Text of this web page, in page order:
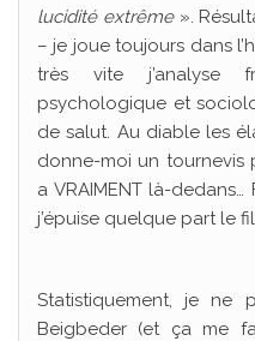
lucidité extrême».
– je joue toujours dans
très vite j’analyse
psychologique et
de salut. Au diable les
donne-moi un tournevis
a VRAIMENT là-
j’épuise quelque part le
Statistiquement, je ne
Beigbeder (et ça me